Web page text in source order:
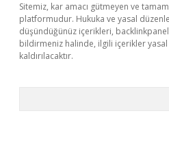
Sitemiz, kar amacı gütmeyen ve
platformudur. Hukuka ve yasal
düşündüğünüz içerikleri,
bildirmeniz halinde, ilgili içerikler
kaldırılacaktır.